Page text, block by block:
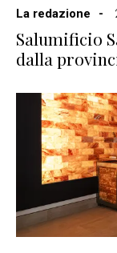
La redazione
Salumificio
dalla